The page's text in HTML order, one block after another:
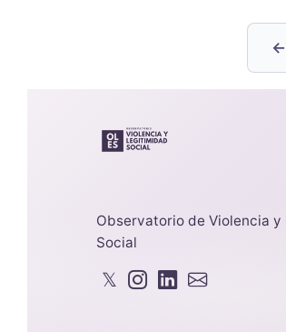
←
Observatorio de Violencia
Social
𝕏